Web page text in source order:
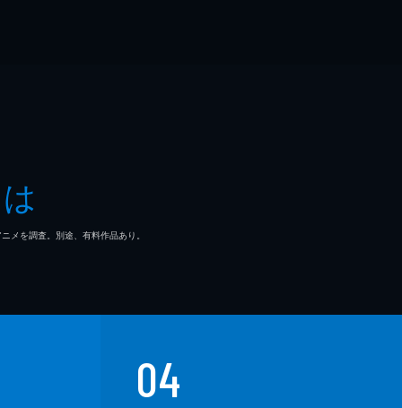
を調査。別途、有料作品あり。
04